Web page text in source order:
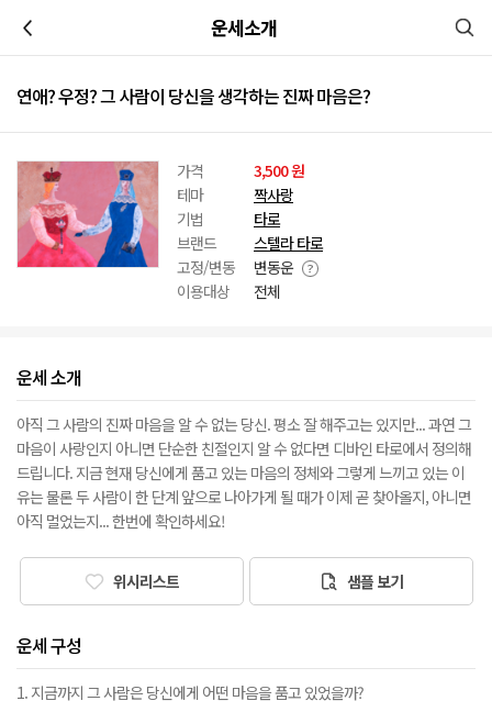
운세소개
연애? 우정? 그 사람이 당신을 생각하는 진짜 마음은?
가격
3,500 원
테마
짝사랑
기법
타로
브랜드
스텔라 타로
고정/변동
변동운
이용대상
전체
운세 소개
아직 그 사람의 진짜 마음을 알 수 없는 당신. 평소 잘 해주고는 있지만... 과연 그
마음이 사랑인지 아니면 단순한 친절인지 알 수 없다면 디바인 타로에서 정의해
드립니다. 지금 현재 당신에게 품고 있는 마음의 정체와 그렇게 느끼고 있는 이
유는 물론 두 사람이 한 단계 앞으로 나아가게 될 때가 이제 곧 찾아올지, 아니면
아직 멀었는지... 한번에 확인하세요!
위시리스트 샘플 보기
운세 구성
1. 지금까지 그 사람은 당신에게 어떤 마음을 품고 있었을까?